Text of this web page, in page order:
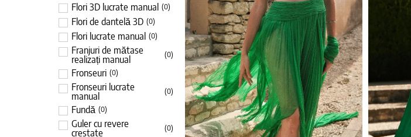
Flori 3D lucrate manual (0)
Flori de dantelă 3D (0)
Flori lucrate manual (0)
Franjuri de mătase
realizați manual
(0)
Fronseuri (0)
Fronseuri lucrate
manual
(0)
Fundă (0)
Guler cu revere
crestate
(0)